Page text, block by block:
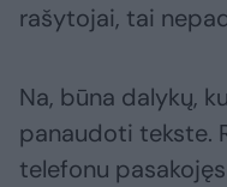
rašytojai, tai
Na, būna dalykų,
panaudoti tekste.
telefonu